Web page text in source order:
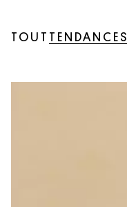
TOUT TENDANCES